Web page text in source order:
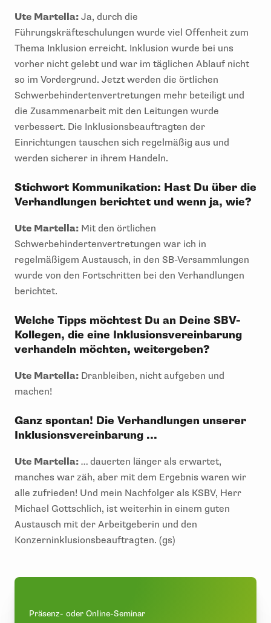
Ute Martella: Ja, durch die
Führungskräfteschulungen wurde viel Offenheit zum
Thema Inklusion erreicht. Inklusion wurde bei uns
vorher nicht gelebt und war im täglichen Ablauf nicht
so im Vordergrund. Jetzt werden die örtlichen
Schwerbehindertenvertretungen mehr beteiligt und
die Zusammenarbeit mit den Leitungen wurde
verbessert. Die Inklusionsbeauftragten der
Einrichtungen tauschen sich regelmäßig aus und
werden sicherer in ihrem Handeln.
Stichwort Kommunikation: Hast Du über die
Verhandlungen berichtet und wenn ja, wie?
Ute Martella: Mit den örtlichen
Schwerbehindertenvertretungen war ich in
regelmäßigem Austausch, in den SB-Versammlungen
wurde von den Fortschritten bei den Verhandlungen
berichtet.
Welche Tipps möchtest Du an Deine SBV-
Kollegen, die eine Inklusionsvereinbarung
verhandeln möchten, weitergeben?
Ute Martella: Dranbleiben, nicht aufgeben und
machen!
Ganz spontan! Die Verhandlungen unserer
Inklusionsvereinbarung ...
Ute Martella: … dauerten länger als erwartet,
manches war zäh, aber mit dem Ergebnis waren wir
alle zufrieden! Und mein Nachfolger als KSBV, Herr
Michael Gottschlich, ist weiterhin in einem guten
Austausch mit der Arbeitgeberin und den
Konzerninklusionsbeauftragten. (gs)
Präsenz- oder Online-Seminar